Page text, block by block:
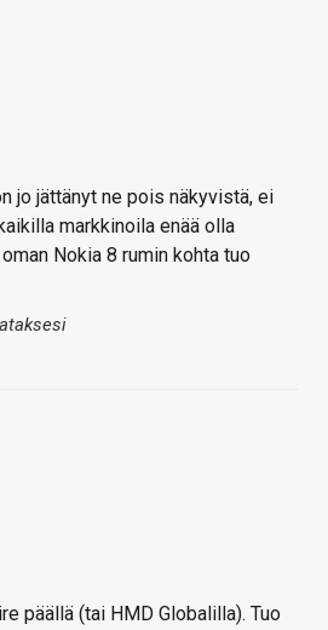
jo jättänyt ne pois näkyvistä, ei
markkinoila enää olla
Nokia 8 rumin kohta tuo
päällä (tai HMD Globalilla). Tuo